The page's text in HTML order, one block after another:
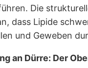
Die
dass Lipide
und Geweben
an Dürre: Der